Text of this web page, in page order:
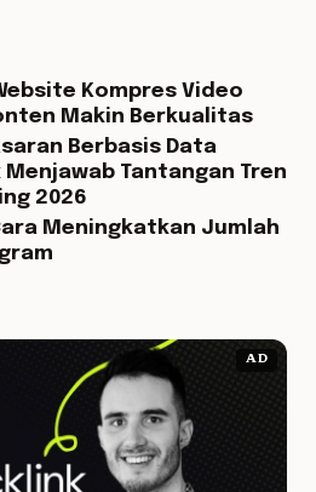
Kompres Video
Makin Berkualitas
Berbasis Data
Tantangan Tren
2026
Meningkatkan Jumlah
AD